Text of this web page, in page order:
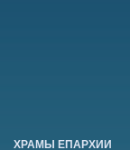
ХРАМЫ ЕПАРХИИ